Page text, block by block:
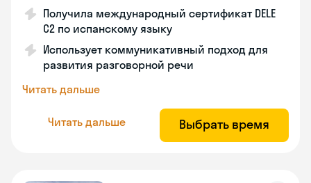
Получила международный сертификат DELE
C2 по испанскому языку
Использует коммуникативный подход для
развития разговорной речи
Читать дальше
Читать дальше Выбрать время